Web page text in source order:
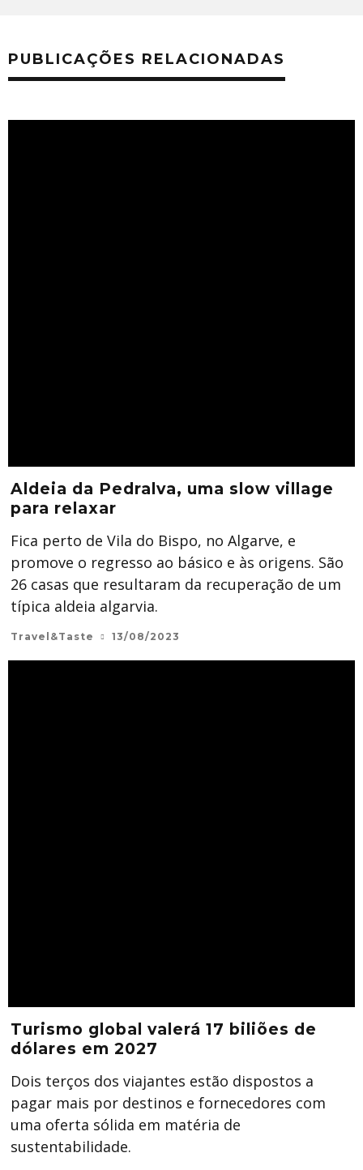
PUBLICAÇÕES RELACIONADAS
Aldeia da Pedralva, uma slow village
para relaxar
Fica perto de Vila do Bispo, no Algarve, e
promove o regresso ao básico e às origens. São
26 casas que resultaram da recuperação de um
típica aldeia algarvia.
Travel&Taste 13/08/2023
Turismo global valerá 17 biliões de
dólares em 2027
Dois terços dos viajantes estão dispostos a
pagar mais por destinos e fornecedores com
uma oferta sólida em matéria de
sustentabilidade.